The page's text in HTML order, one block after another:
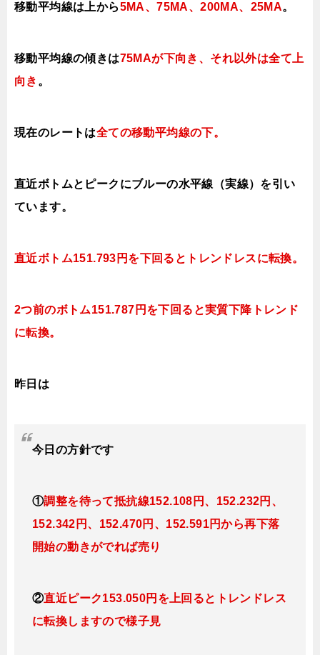
移動平均線は上から5MA、75MA、200MA、25MA。
移動平均線の傾きは75MAが下向き、それ以外は全て上
向き 。
現在のレートは全ての移動平均線の下。
直近ボトムとピークにブルーの水平線（実線）を引い
ています。
直近ボトム151.793円を下回るとトレンドレスに転換。
2つ前のボトム151.787円を下回ると実質下降トレンド
に転換。
昨日は
今日 の方針です
①調整を待って抵抗線152.108 円、152.232円 、
152.342円、152.470円、152.591円から再下落
開始の動きがでれば売り
②直近ピーク153.050円を上回るとトレンドレス
に転換しますので様子見